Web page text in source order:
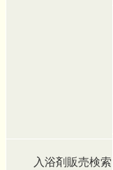
入浴剤販売検索